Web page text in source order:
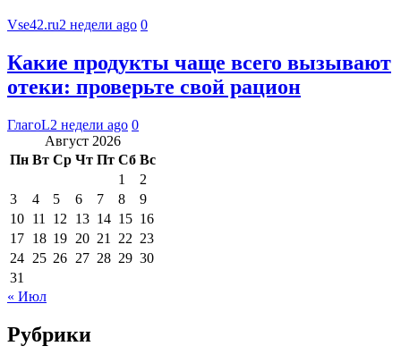
Vse42.ru2 недели ago 0
Какие продукты чаще всего вызывают
отеки: проверьте свой рацион
ГлагоL2 недели ago 0
Август 2026
Пн Вт Ср Чт Пт Сб Вс
1
2
3
4 5 6 7 8
9
10 11 12 13 14 15 16
17 18 19 20 21 22 23
24 25 26 27 28 29 30
31
« Июл
Рубрики